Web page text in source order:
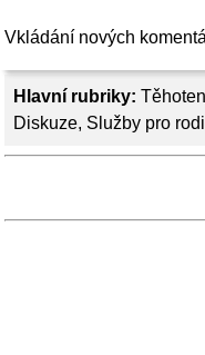
Hlavní rubriky:
Diskuze, Služby pro
Vkládání nových